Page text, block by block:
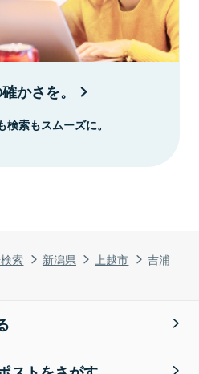
索 新潟県 上越市 吉浦
かさを。
索もスムーズに。